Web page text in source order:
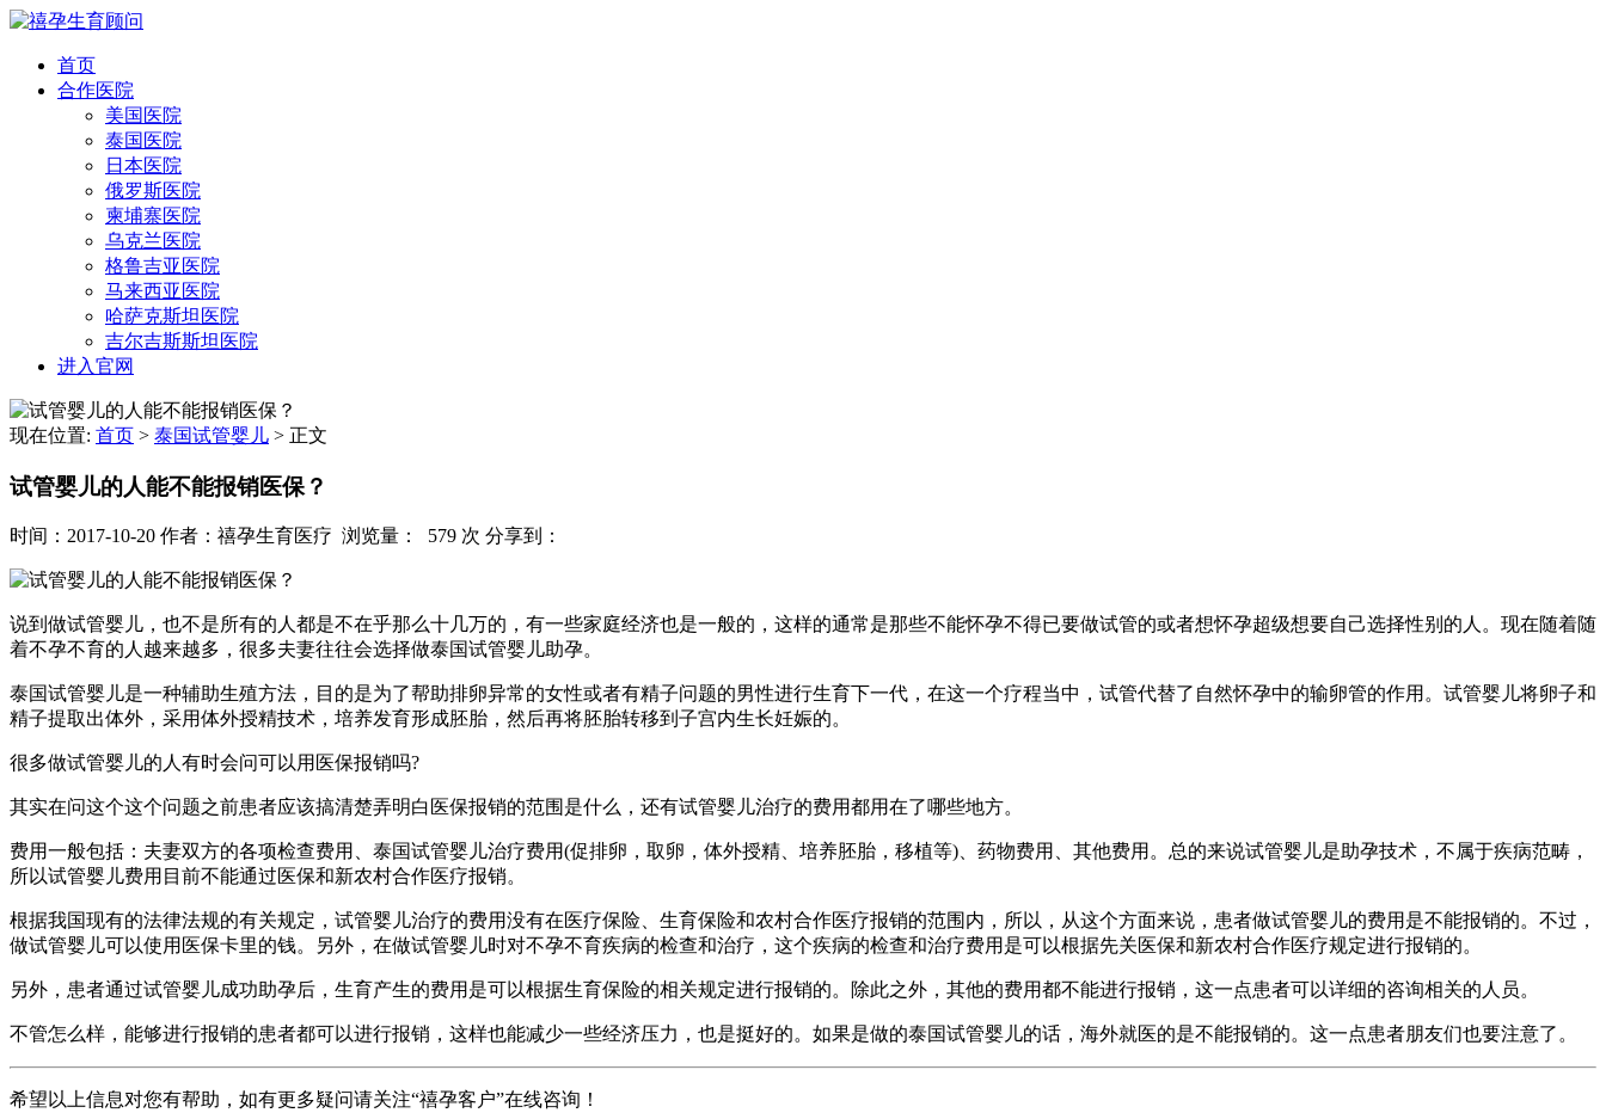
首页
合作医院
美国医院
泰国医院
日本医院
俄罗斯医院
柬埔寨医院
乌克兰医院
格鲁吉亚医院
马来西亚医院
哈萨克斯坦医院
吉尔吉斯斯坦医院
进入官网
现在位置: 首页 > 泰国试管婴儿 > 正文
试管婴儿的人能不能报销医保？
时间：2017-10-20 作者：禧孕生育医疗 浏览量： 579 次 分享到：
说到做试管婴儿，也不是所有的人都是不在乎那么十几万的，有一些家庭经济也是一般的，这样的通常是那些不能怀孕不得已要做试管的或者想怀孕超级想要自己选择性别的人。现在随着随
着不孕不育的人越来越多，很多夫妻往往会选择做泰国试管婴儿助孕。
泰国试管婴儿是一种辅助生殖方法，目的是为了帮助排卵异常的女性或者有精子问题的男性进行生育下一代，在这一个疗程当中，试管代替了自然怀孕中的输卵管的作用。试管婴儿将卵子和
精子提取出体外，采用体外授精技术，培养发育形成胚胎，然后再将胚胎转移到子宫内生长妊娠的。
很多做试管婴儿的人有时会问可以用医保报销吗?
其实在问这个这个问题之前患者应该搞清楚弄明白医保报销的范围是什么，还有试管婴儿治疗的费用都用在了哪些地方。
费用一般包括：夫妻双方的各项检查费用、泰国试管婴儿治疗费用(促排卵，取卵，体外授精、培养胚胎，移植等)、药物费用、其他费用。总的来说试管婴儿是助孕技术，不属于疾病范畴，
所以试管婴儿费用目前不能通过医保和新农村合作医疗报销。
根据我国现有的法律法规的有关规定，试管婴儿治疗的费用没有在医疗保险、生育保险和农村合作医疗报销的范围内，所以，从这个方面来说，患者做试管婴儿的费用是不能报销的。不过，
做试管婴儿可以使用医保卡里的钱。另外，在做试管婴儿时对不孕不育疾病的检查和治疗，这个疾病的检查和治疗费用是可以根据先关医保和新农村合作医疗规定进行报销的。
另外，患者通过试管婴儿成功助孕后，生育产生的费用是可以根据生育保险的相关规定进行报销的。除此之外，其他的费用都不能进行报销，这一点患者可以详细的咨询相关的人员。
不管怎么样，能够进行报销的患者都可以进行报销，这样也能减少一些经济压力，也是挺好的。如果是做的泰国试管婴儿的话，海外就医的是不能报销的。这一点患者朋友们也要注意了。
希望以上信息对您有帮助，如有更多疑问请关注“禧孕客户”在线咨询！